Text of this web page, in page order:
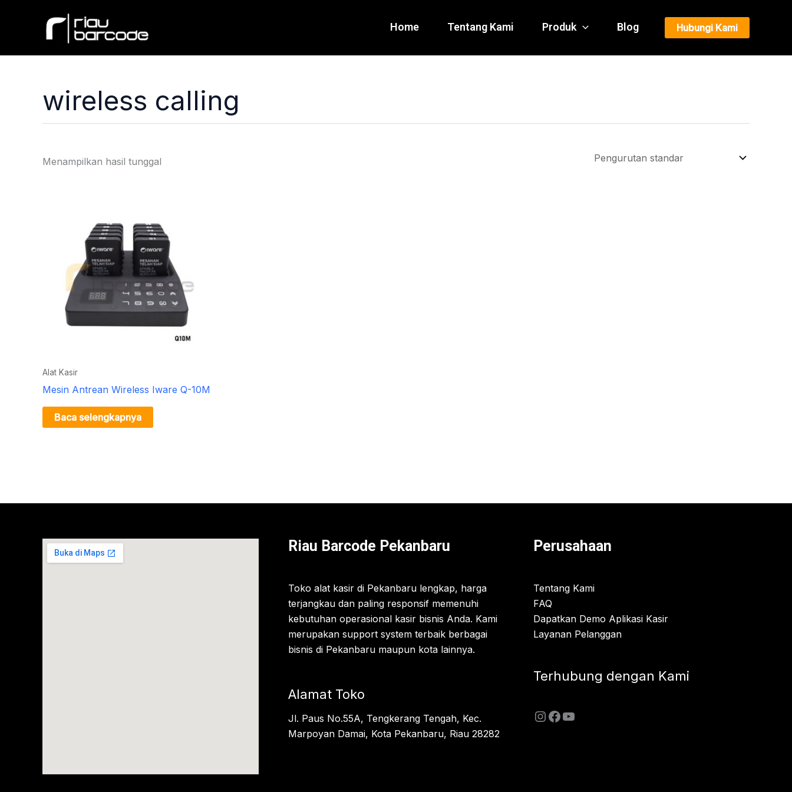
Home Tentang Kami Produk Blog Hubungi Kami
wireless calling
Menampilkan hasil tunggal
Alat Kasir
Mesin Antrean Wireless Iware Q-10M
Baca selengkapnya
Riau Barcode Pekanbaru
Toko alat kasir di Pekanbaru lengkap, harga
terjangkau dan paling responsif memenuhi
kebutuhan operasional kasir bisnis Anda. Kami
merupakan support system terbaik berbagai
bisnis di Pekanbaru maupun kota lainnya.
Alamat Toko
Jl. Paus No.55A, Tengkerang Tengah, Kec.
Marpoyan Damai, Kota Pekanbaru, Riau 28282
Perusahaan
Tentang Kami
FAQ
Dapatkan Demo Aplikasi Kasir
Layanan Pelanggan
Terhubung dengan Kami
Instagram
Facebook
YouTube